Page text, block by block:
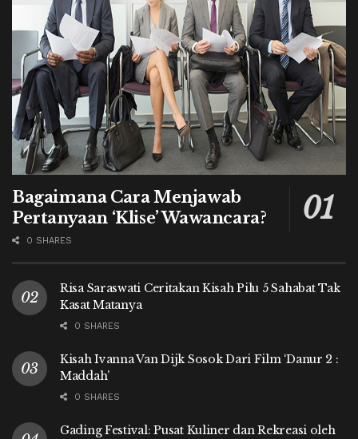
Bagaimana Cara Menjawab
Pertanyaan ‘Klise’ Wawancara?
0 SHARES
Risa Saraswati Ceritakan Kisah Pilu 5 Sahabat Tak
Kasat Matanya
0 SHARES
Kisah Ivanna Van Dijk Sosok Dari Film ‘Danur 2 :
Maddah’
0 SHARES
Gading Festival: Pusat Kuliner dan Rekreasi oleh